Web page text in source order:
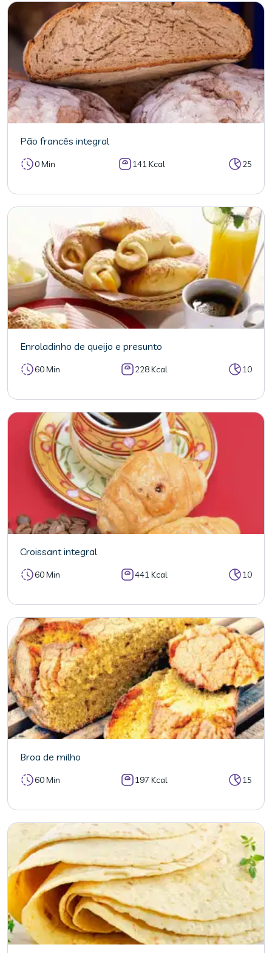
Pão francês integral
0 Min 141 Kcal 25
Enroladinho de queijo e presunto
60 Min 228 Kcal 10
Croissant integral
60 Min 441 Kcal 10
Broa de milho
60 Min 197 Kcal 15